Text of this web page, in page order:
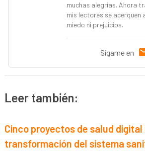
muchas alegrías. Ahora
mis lectores se acerquen
miedo ni prejuicios.
Sígame en
Leer también:
Cinco proyectos de salud digital
transformación del sistema